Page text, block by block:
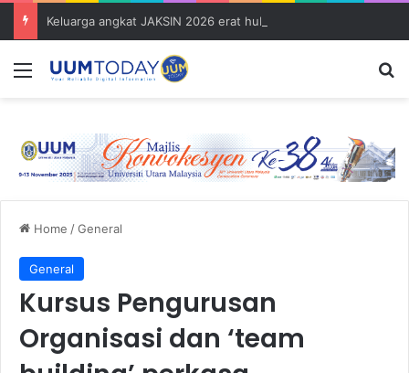
Menu
Home /General
General
Kursus Pengurusan
Organisasi dan ‘team